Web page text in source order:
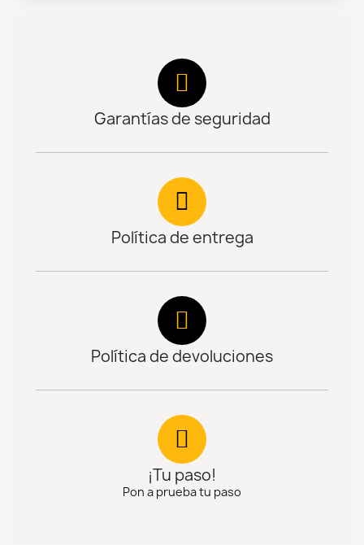
Garantías de seguridad
Política de entrega
Política de devoluciones
¡Tu paso!
Pon a prueba tu paso